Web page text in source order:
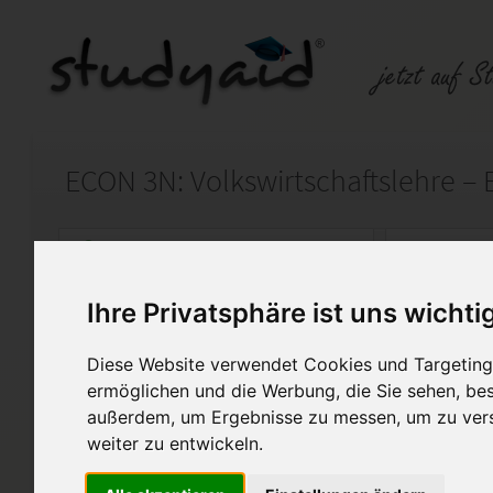
Ihre Privatsphäre ist uns
Diese Website verwendet Cookies und
ermöglichen und die Werbung, die Sie sehen,
außerdem, um Ergebnisse zu messen, um zu
weiter zu entwickeln.
Auf StudyAid.de verkaufen
Startseite Finanzwesen
Volkswirtschaftslehre – Einkommensverteilung.
Diese Lösung wurde von
Note 2,3 bewertet.
Bitte verwendet diese